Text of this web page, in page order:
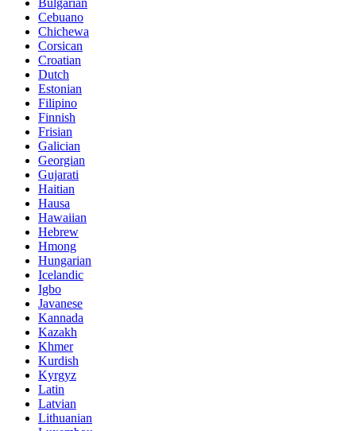
Bulgarian
Cebuano
Chichewa
Corsican
Croatian
Dutch
Estonian
Filipino
Finnish
Frisian
Galician
Georgian
Gujarati
Haitian
Hausa
Hawaiian
Hebrew
Hmong
Hungarian
Icelandic
Igbo
Javanese
Kannada
Kazakh
Khmer
Kurdish
Kyrgyz
Latin
Latvian
Lithuanian